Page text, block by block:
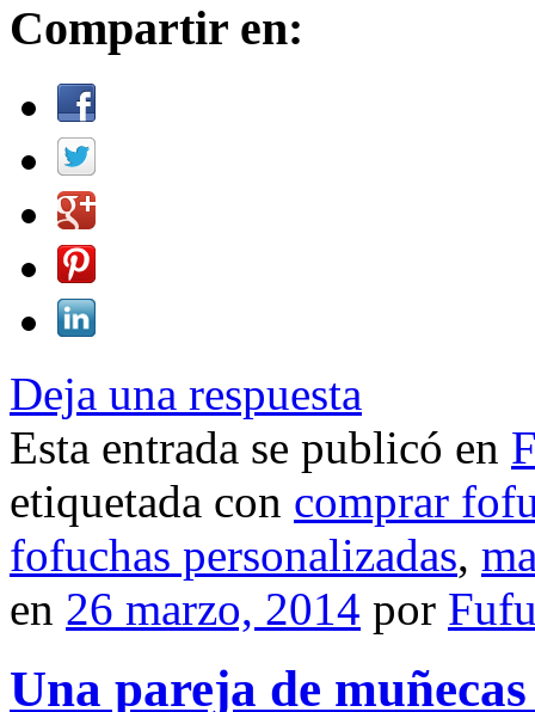
Compartir en:
Deja una respuesta
Esta entrada se publicó en
etiquetada con comprar
fofuchas personalizadas,
en 26 marzo, 2014 por
Una pareja de